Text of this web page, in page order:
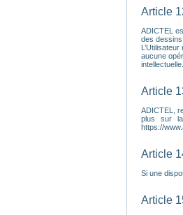
Article
ADICTEL
des
aucune
intellectuelle.
Article
ADICTEL,
plus sur
https://
Article
Si une
Article